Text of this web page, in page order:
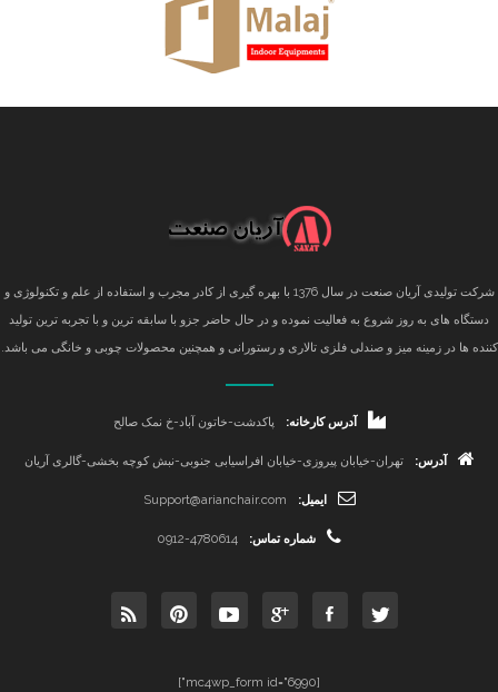
شرکت تولیدی آریان صنعت در سال 1376 با بهره گیری از کادر مجرب و استفاده از علم و تکنولوژی و
دستگاه های به روز شروع به فعالیت نموده و در حال حاضر جزو با سابقه ترین و با تجربه ترین تولید
کننده ها در زمینه میز و صندلی فلزی تالاری و رستورانی و همچنین محصولات چوبی و خانگی می باشد.
آدرس کارخانه: پاکدشت-خاتون آباد-خ نمک صالح
آدرس: تهران-خیابان پیروزی-خیابان افراسیابی جنوبی-نبش کوچه بخشی-گالری آریان
ایمیل: Support@arianchair.com
شماره تماس: 0912-4780614
[mc4wp_form id="6990"]